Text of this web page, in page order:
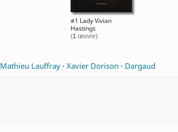
#1 Lady Vivian
Hastings
(1 œuvre)
Mathieu Lauffray ·Xavier Dorison · Dargaud